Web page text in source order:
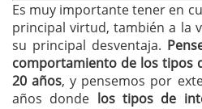
Es muy importante tener en
principal virtud, también a la
su principal desventaja.
comportamiento de los tipos
20 años, y pensemos por
años donde los tipos de